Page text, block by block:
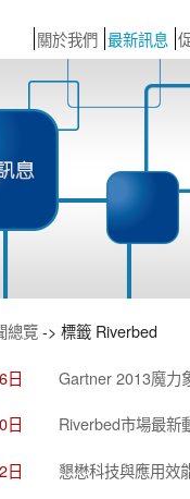
關於我們 最新訊息
總覽-> 標籤 Riverbed
日 Gartner 2013魔力
日 Riverbed市場最新
日 懇懋科技與應用效